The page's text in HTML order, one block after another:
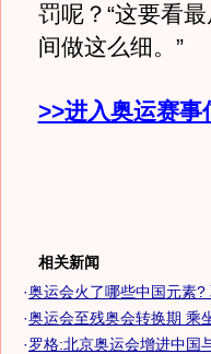
罚呢？“这要看
间做这么细。”
>>进入奥运赛事
相关新闻
·奥运会火了哪些中国元素?
·奥运会至残奥会转换期 乘
·罗格:北京奥运会增进中国